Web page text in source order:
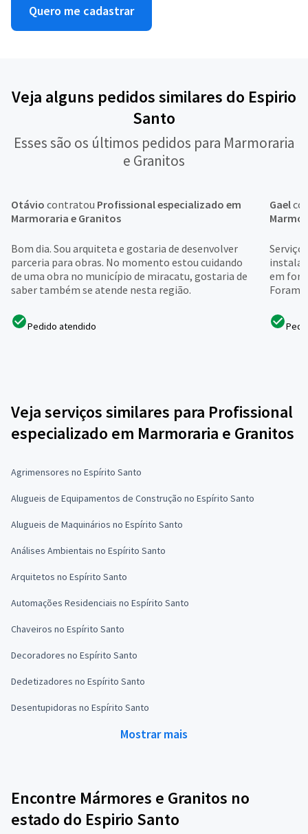
Quero me cadastrar
Veja alguns pedidos similares do Espirio
Santo
Esses são os últimos pedidos para Marmoraria
e Granitos
Otávio contratou Profissional especializado em
Marmoraria e Granitos
Bom dia. Sou arquiteta e gostaria de desenvolver
parceria para obras. No momento estou cuidando
de uma obra no município de miracatu, gostaria de
saber também se atende nesta região.
Pedido atendido
Gael
Serviço
em
Foram
Veja serviços similares para Profissional
especializado em Marmoraria e Granitos
Agrimensores no Espírito Santo
Alugueis de Equipamentos de Construção no Espírito Santo
Alugueis de Maquinários no Espírito Santo
Análises Ambientais no Espírito Santo
Arquitetos no Espírito Santo
Automações Residenciais no Espírito Santo
Chaveiros no Espírito Santo
Decoradores no Espírito Santo
Dedetizadores no Espírito Santo
Desentupidoras no Espírito Santo
Mostrar mais
Encontre Mármores e Granitos no
estado do Espirio Santo